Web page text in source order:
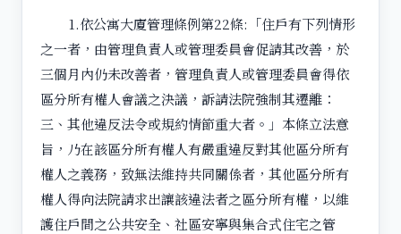
1.依公寓大廈管理條例第22條:「住戶有下列情形
之一者，由管理負責人或管理委員會促請其改善，於
三個月內仍未改善者，管理負責人或管理委員會得依
區分所有權人會議之決議，訴請法院強制其遷離：
三、其他違反法令或規約情節重大者。」本條立法意
旨，乃在該區分所有權人有嚴重違反對其他區分所有
權人之義務，致無法維持共同關係者，其他區分所有
權人得向法院請求出讓該違法者之區分所有權，以維
護住戶間之公共安全、社區安寧與集合式住宅之管